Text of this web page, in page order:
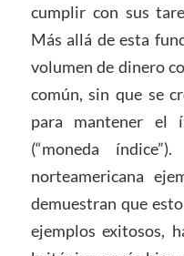
cumplir con sus
Más allá de esta
volumen de dinero
común, sin que se
para mantener el
(“moneda
norteamericana
demuestran que
ejemplos exitosos,